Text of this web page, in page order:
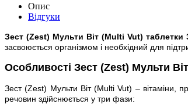
Опис
Відгуки
Зест (Zest) Мульти Віт (Multi Vut) таблетки
засвоюється організмом і необхідний для
Особливості Зест (Zest) Мульти
Зест (Zest) Мульти Віт (Multi Vut) – вітаміни,
речовин здійснюється у три фази: